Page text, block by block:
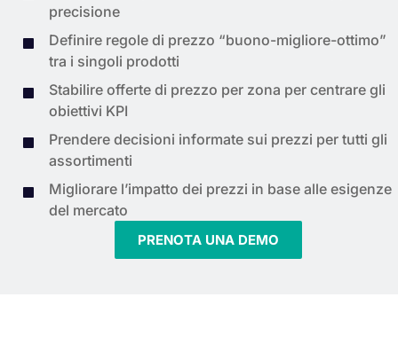
precisione
Definire regole di prezzo “buono-migliore-ottimo”
tra i singoli prodotti
Stabilire offerte di prezzo per zona per centrare gli
obiettivi KPI
Prendere decisioni informate sui prezzi per tutti gli
assortimenti
Migliorare l’impatto dei prezzi in base alle esigenze
del mercato
PRENOTA UNA DEMO